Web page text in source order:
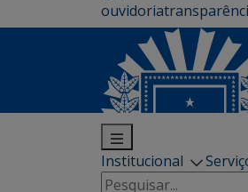
ouvidoria
Institucional
Pesquisar